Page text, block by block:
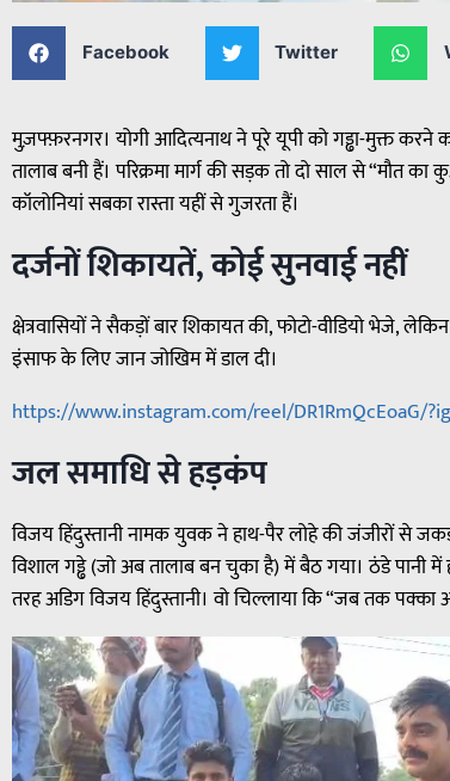
Facebook Twitter
मुज़फ्फ़रनगर। योगी आदित्यनाथ ने पूरे यूपी को गड्ढा-मुक्त
तालाब बनी हैं। परिक्रमा मार्ग की सड़क तो दो साल से “मौत
कॉलोनियां सबका रास्ता यहीं से गुजरता हैं।
दर्जनों शिकायतें, कोई सुनवाई नहीं
क्षेत्रवासियों ने सैकड़ों बार शिकायत की, फोटो-वीडियो भेजे,
इंसाफ के लिए जान जोखिम में डाल दी।
https://www.instagram.com/reel/DR1RmQcEoaG/
जल समाधि से हड़कंप
विजय हिंदुस्तानी नामक युवक ने हाथ-पैर लोहे की जंजीरों से
विशाल गड्ढे (जो अब तालाब बन चुका है) में बैठ गया। ठंडे पानी
तरह अडिग विजय हिंदुस्तानी। वो चिल्लाया कि “जब तक